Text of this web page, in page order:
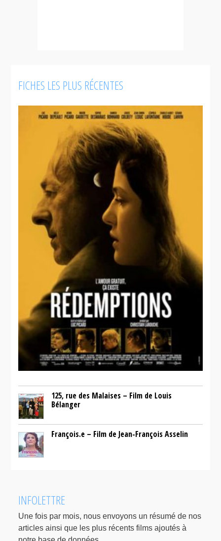
FICHES LES PLUS RÉCENTES
125, rue des Malaises – Film de Louis
Bélanger
François.e – Film de Jean-François Asselin
INFOLETTRE
Une fois par mois, nous envoyons un résumé de nos
articles ainsi que les plus récents films ajoutés à